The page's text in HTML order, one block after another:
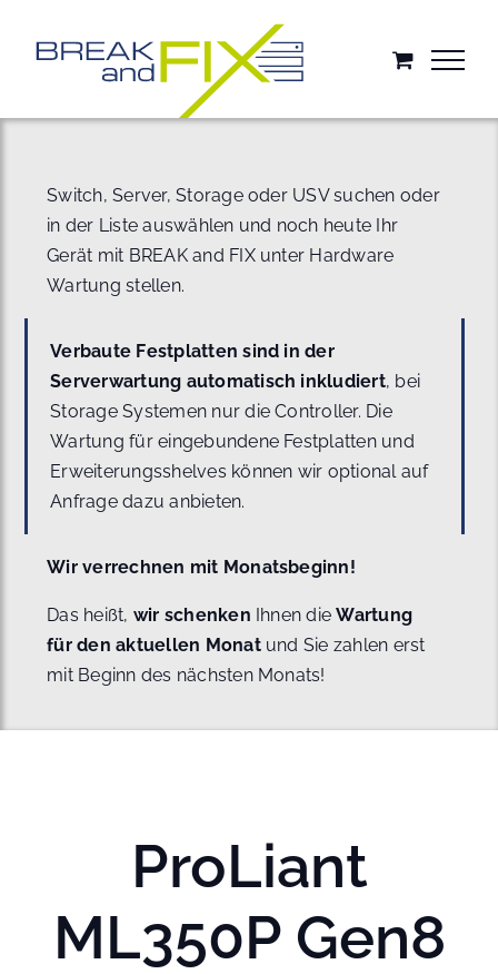
springen
Switch, Server, Storage oder USV suchen oder
in der Liste auswählen und noch heute Ihr
Gerät mit BREAK and FIX unter Hardware
Wartung stellen.
Verbaute Festplatten sind in der
Serverwartung automatisch inkludiert, bei
Storage Systemen nur die Controller. Die
Wartung für eingebundene Festplatten und
Erweiterungsshelves können wir optional auf
Anfrage dazu anbieten.
Wir verrechnen mit Monatsbeginn!
Das heißt, wir schenken Ihnen dieWartung
für den aktuellen Monat und Sie zahlen erst
mit Beginn des nächsten Monats!
ProLiant
ML350P Gen8